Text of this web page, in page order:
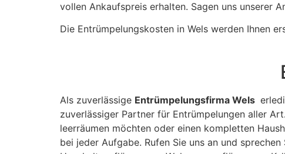
vollen Ankaufspreis erhalten. Sagen uns unserer
Die Entrümpelungskosten in Wels werden Ihnen
Als zuverlässige Entrümpelungsfirma Wels
zuverlässiger Partner für Entrümpelungen aller
leerräumen möchten oder einen kompletten
bei jeder Aufgabe. Rufen Sie uns an und